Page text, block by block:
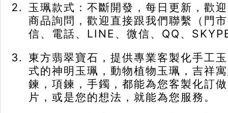
玉珮款式：不斷開發，每日更新，歡
商品詢問，歡迎直接跟我們聯繫（門
信、電話、LINE、微信、QQ、
東方翡翠寶石，提供專業客製化手工
式的神明玉珮，動物植物玉珮，吉祥
鍊，項鍊，手鐲，都能為您客製化訂
片，或是您的想法，就能為您服務。